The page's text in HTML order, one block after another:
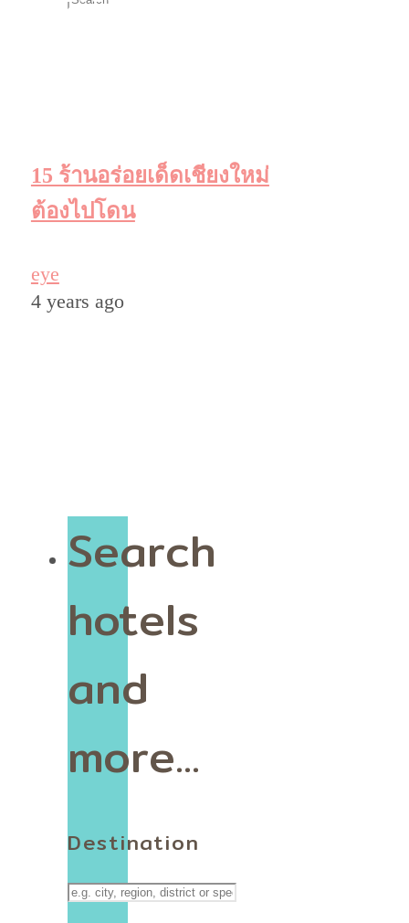
15 ร้านอร่อยเด็ดเชียงใหม่
ต้องไปโดน
eye
4 years ago
Search
hotels
and
more...
Destination